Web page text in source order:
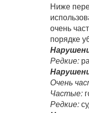
Ниже
очень
порядке
Редкие:
Очень
Частые:
Редкие: